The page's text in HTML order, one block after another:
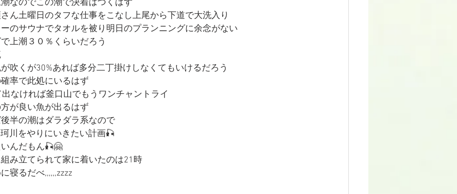
なのでこの潮で決着はつくはず
ん土曜日のタフな仕事をこなし上尾から下道で大洗入り
のサウナでタオルを被り明日のプランニングに余念がない
上潮３０％くらいだろう
吹くが30%あれば多分二丁掛けしなくてもいけるだろう
率で此処にいるはず
なければ釜口山でもうワンチャントライ
が良い魚が出るはず
半の潮はダラダラ系なので
川をやりにいきたい計画🎣
んだもん🎣🤗
み立てられて家に着いたのは21時
寝るだべ,,,,,,zzzz